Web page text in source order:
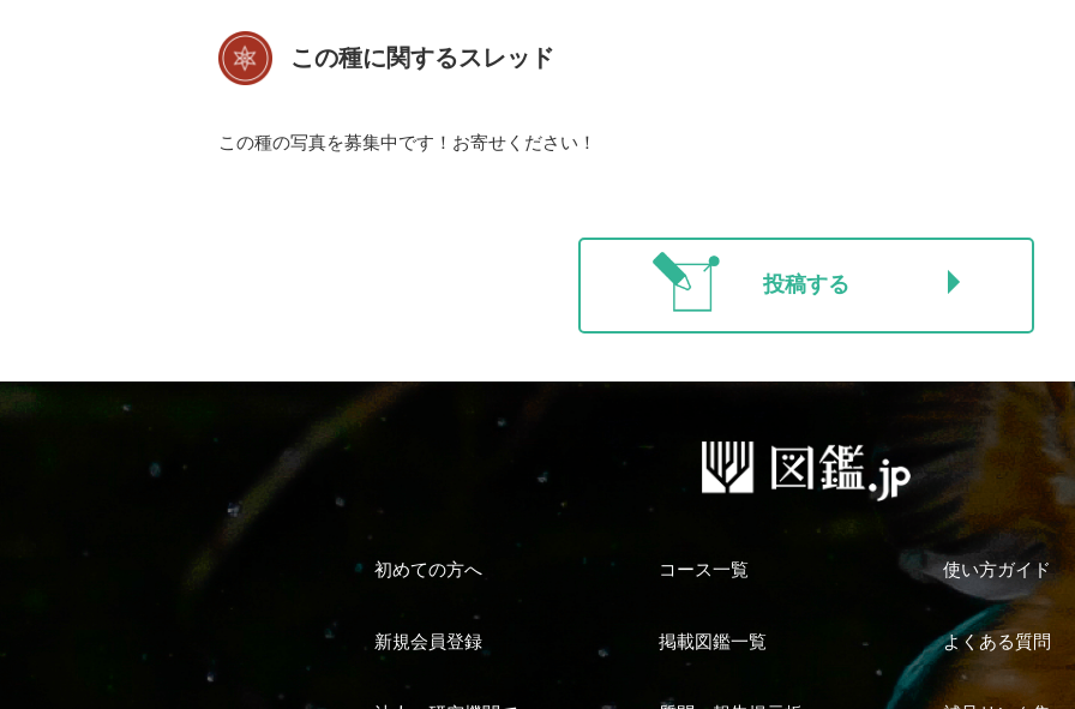
この種に関するスレッド
この種の写真を募集中です！お寄せください！
投稿する
初めての方へ コース一覧 使い方ガイド
新規会員登録 掲載図鑑一覧 よくある質問